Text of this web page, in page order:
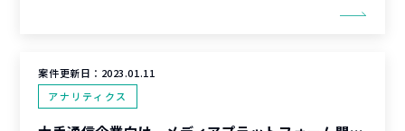
案件更新日： 2023.01.11
アナリティクス